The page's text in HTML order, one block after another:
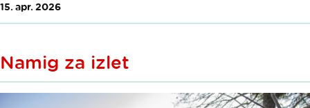
15. apr. 2026
Namig za izlet